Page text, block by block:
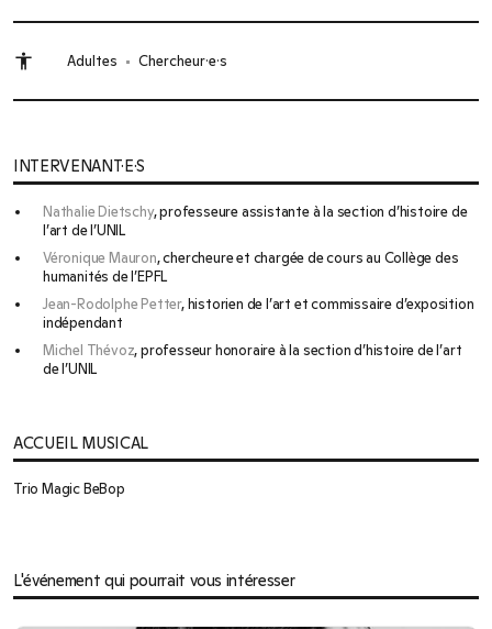
accessibility Adultes Chercheur·e·s
INTERVENANT·E·S
Nathalie Dietschy, professeure assistante à la section d’histoire de
l’art de l’UNIL
Véronique Mauron, chercheure et chargée de cours au Collège des
humanités de l’EPFL
Jean-Rodolphe Petter, historien de l’art et commissaire d’exposition
indépendant
Michel Thévoz, professeur honoraire à la section d’histoire de l’art
de l’UNIL
ACCUEIL MUSICAL
Trio Magic BeBop
L'événement qui pourrait vous intéresser